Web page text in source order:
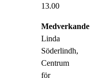
13.00
Medverkande:
Linda
Söderlindh,
Centrum
för